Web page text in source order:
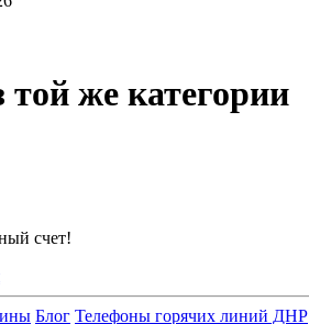
же категории
счет!
Блог Телефоны горячих линий ДНР